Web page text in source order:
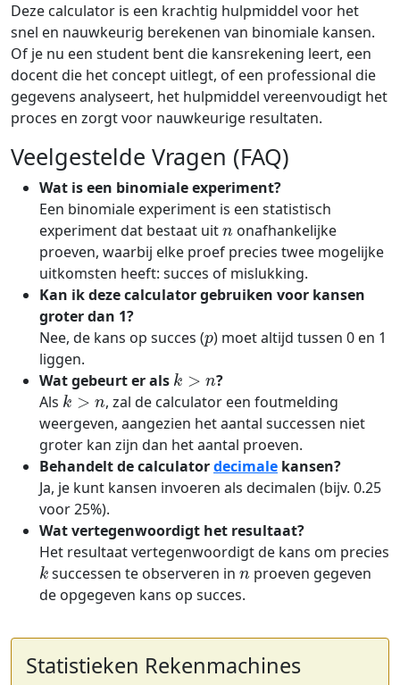
Deze calculator is een krachtig hulpmiddel voor het
snel en nauwkeurig berekenen van binomiale kansen.
Of je nu een student bent die kansrekening leert, een
docent die het concept uitlegt, of een professional die
gegevens analyseert, het hulpmiddel vereenvoudigt het
proces en zorgt voor nauwkeurige resultaten.
Veelgestelde Vragen (FAQ)
Wat is een binomiale experiment?
Een binomiale experiment is een statistisch
experiment dat bestaat uit
n
onafhankelijke
proeven, waarbij elke proef precies twee mogelijke
uitkomsten heeft: succes of mislukking.
Kan ik deze calculator gebruiken voor kansen
groter dan 1?
Nee, de kans op succes ( ) moet altijd tussen 0 en 1
liggen.
Wat gebeurt er als
k
?
Als
k>n
, zal de calculator een foutmelding
weergeven, aangezien het aantal successen niet
groter kan zijn dan het aantal proeven.
Behandelt de calculatordecimale kansen?
Ja, je kunt kansen invoeren als decimalen (bijv. 0.25
voor 25%).
Wat vertegenwoordigt het resultaat?
Het resultaat vertegenwoordigt de kans om precies
k
successen te observeren in
n
proeven gegeven
de opgegeven kans op succes.
Statistieken Rekenmachines